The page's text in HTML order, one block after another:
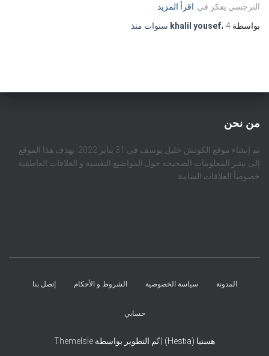
النرجسي يفكر في اقرأ المزيد
بواسطة
khalil yousef، 4 سنوات منذ
من نحن
تم إنشاء موقع الكوتش خليل يوسف في 31 يناير 2022. يهدف هذا الموقع
إلى نشر المعلومات الصحيحة حول المواضيع النفسية و العلاقات العاطفية
خصوصاً العلاقات السامة
المدونة سياسة الخصوصية الشروط و الأحكام إتصل بنا
حسابي
هستيا (Hestia) | تّم التطوير بواسطة ThemeIsle